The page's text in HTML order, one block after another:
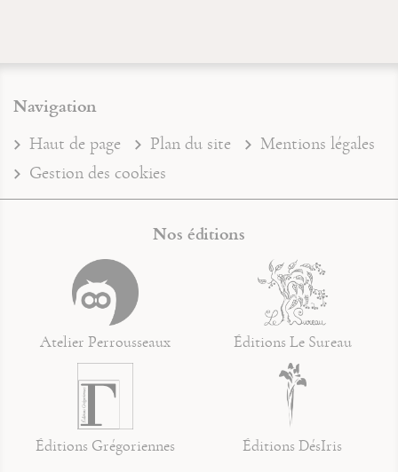
Navigation
Haut de page Plan du site
Mentions légales
Gestion des cookies
Nos éditions
Atelier Perrousseaux Éditions Le Sureau
Éditions Grégoriennes Éditions DésIris